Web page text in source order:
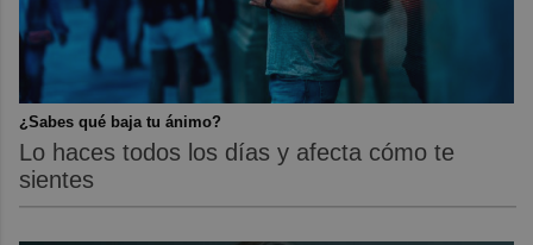
¿Sabes qué baja tu ánimo?
Lo haces todos los días y afecta cómo te
sientes